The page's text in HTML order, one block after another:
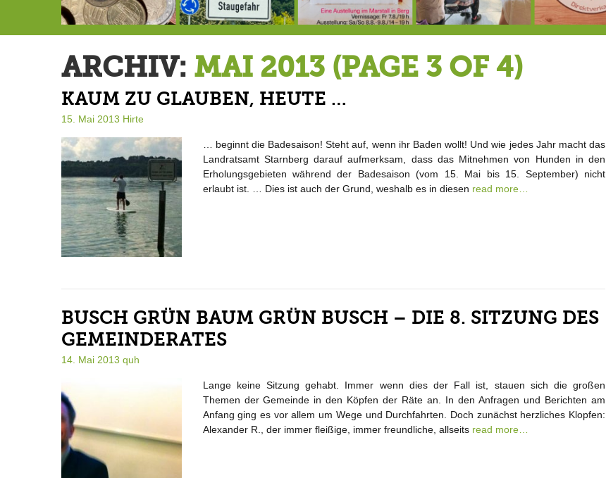
ARCHIV: MAI 2013 (PAGE 3 OF 4)
KAUM ZU GLAUBEN, HEUTE …
15. Mai 2013 Hirte
… beginnt die Badesaison! Steht auf, wenn ihr Baden wollt! Und wie jedes Jahr macht das
Landratsamt Starnberg darauf aufmerksam, dass das Mitnehmen von Hunden in den
Erholungsgebieten während der Badesaison (vom 15. Mai bis 15. September) nicht
erlaubt ist. … Dies ist auch der Grund, weshalb es in diesen read more…
BUSCH GRÜN BAUM GRÜN BUSCH – DIE 8. SITZUNG DES
GEMEINDERATES
14. Mai 2013 quh
Lange keine Sitzung gehabt. Immer wenn dies der Fall ist, stauen sich die großen
Themen der Gemeinde in den Köpfen der Räte an. In den Anfragen und Berichten am
Anfang ging es vor allem um Wege und Durchfahrten. Doch zunächst herzliches Klopfen:
Alexander R., der immer fleißige, immer freundliche, allseits read more…